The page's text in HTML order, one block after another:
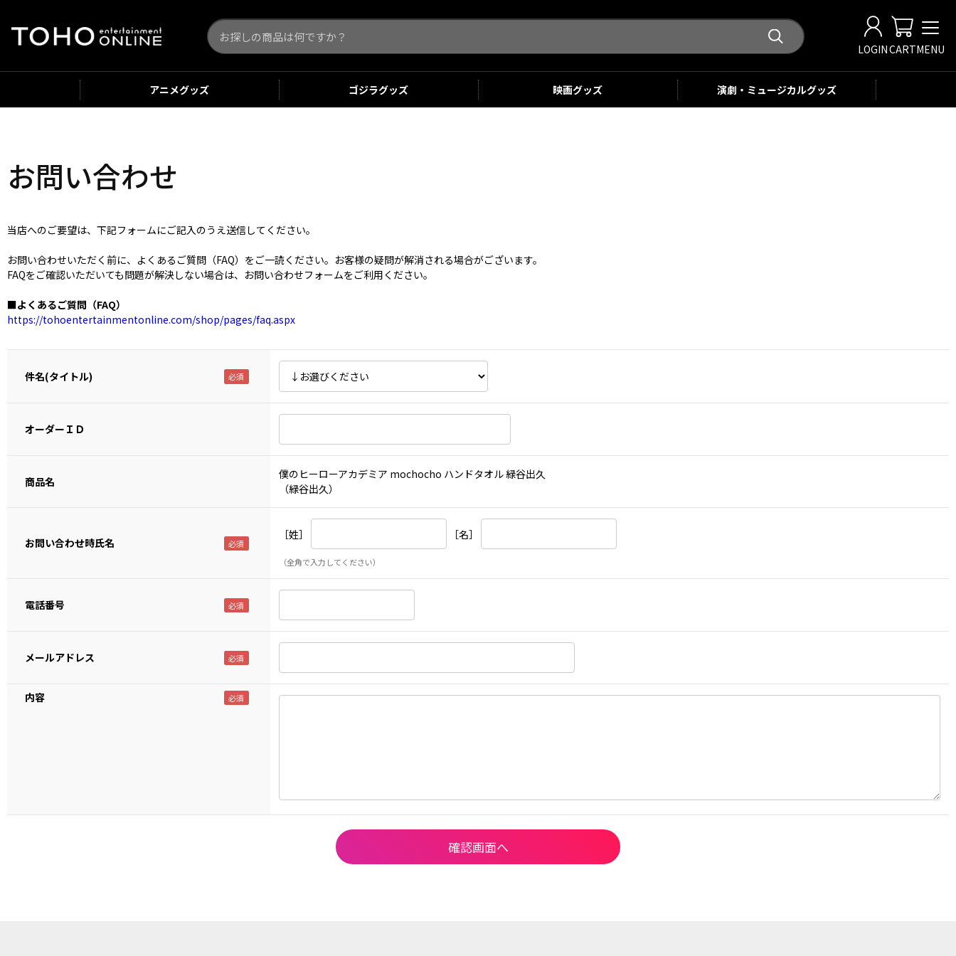
LOGINCARTMENU
アニメグッズ ゴジラグッズ 映画グッズ 演劇・ミュージカルグッズ
お問い合わせ
当店へのご要望は、下記フォームにご記入のうえ送信してください。
お問い合わせいただく前に、よくあるご質問（FAQ）をご一読ください。お客様の疑問が解消される場合がございます。
FAQをご確認いただいても問題が解決しない場合は、お問い合わせフォームをご利用ください。
■よくあるご質問（FAQ）
https://tohoentertainmentonline.com/shop/pages/faq.aspx
件名(タイトル)
オーダーＩＤ
商品名
僕のヒーローアカデミア mochocho ハンドタオル 緑谷出久
（緑谷出久）
お問い合わせ時氏名
［姓］ ［名］
（全角で入力してください）
電話番号
メールアドレス
内容